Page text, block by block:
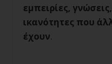
εμπειρίες,
ικανότητες που
έχουν.